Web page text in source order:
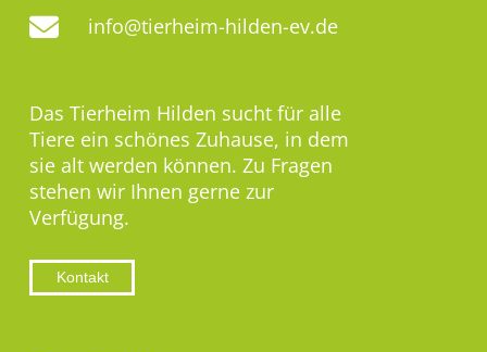
info@tierheim-hilden-ev.de
Das Tierheim Hilden sucht für alle
Tiere ein schönes Zuhause, in dem
sie alt werden können. Zu Fragen
stehen wir Ihnen gerne zur
Verfügung.
Kontakt